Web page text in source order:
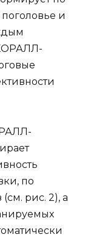
и
по
рис. 2), а